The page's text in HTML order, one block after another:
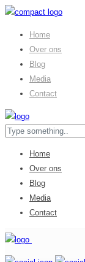
Home
Over ons
Blog
Media
Contact
Home
Over ons
Blog
Media
Contact